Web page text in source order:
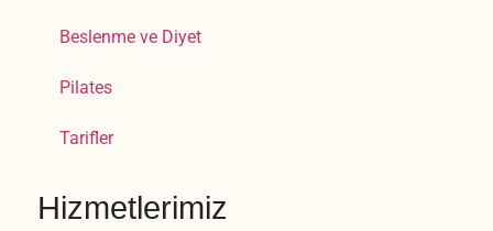
Beslenme ve Diyet
Pilates
Tarifler
Hizmetlerimiz